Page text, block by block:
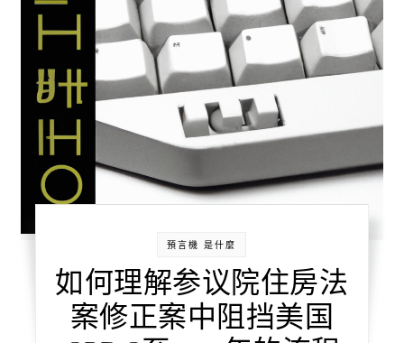
預言機 是什麼
如何理解参议院住房法
案修正案中阻挡美国